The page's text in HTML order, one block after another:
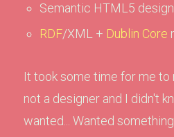
Semantic HTML5 design
RDF/XML + Dublin Core
It took some time for me to
not a designer and I didn't
wanted... Wanted